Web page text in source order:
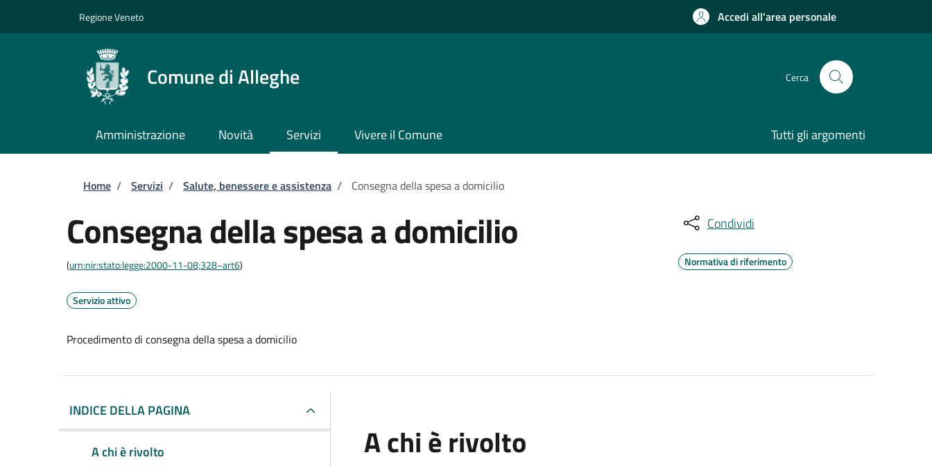
Regione Veneto Accedi all'area personale
Comune di Alleghe Cerca
Amministrazione Novità Servizi Vivere il Comune Tutti gli argomenti
Briciole di pane
Home / Servizi / Salute, benessere e assistenza / Consegna della spesa a domicilio
Consegna della spesa a domicilio
(urn:nir:stato:legge:2000-11-08;328~art6)
Servizio attivo
Procedimento di consegna della spesa a domicilio
Condividi
Normativa di riferimento
INDICE DELLA PAGINA
A chi è rivolto
A chi è rivolto